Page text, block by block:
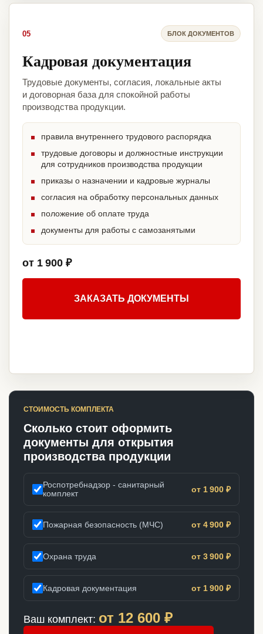
05 БЛОК ДОКУМЕНТОВ
Кадровая документация
Трудовые документы, согласия, локальные акты
и договорная база для спокойной работы
производства продукции.
правила внутреннего трудового распорядка
трудовые договоры и должностные инструкции
для сотрудников производства продукции
приказы о назначении и кадровые журналы
согласия на обработку персональных данных
положение об оплате труда
документы для работы с самозанятыми
от 1 900 ₽
ЗАКАЗАТЬ ДОКУМЕНТЫ
СТОИМОСТЬ КОМПЛЕКТА
Сколько стоит оформить
документы для открытия
производства продукции
Роспотребнадзор - санитарный
комплект
от 1 900 ₽
Пожарная безопасность (МЧС) от 4 900 ₽
Охрана труда от 3 900 ₽
Кадровая документация от 1 900 ₽
Ваш комплект: от 12 600 ₽